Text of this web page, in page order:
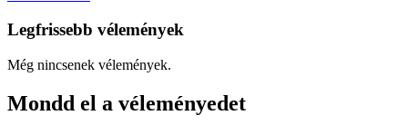
Legfrissebb vélemények
Még nincsenek vélemények.
Mondd el a véleményedet